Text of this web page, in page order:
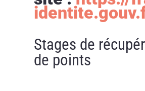
Stages de
de points